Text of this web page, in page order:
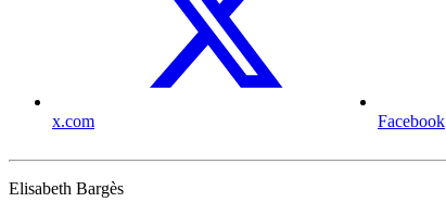
x.com Facebook
Elisabeth Bargès